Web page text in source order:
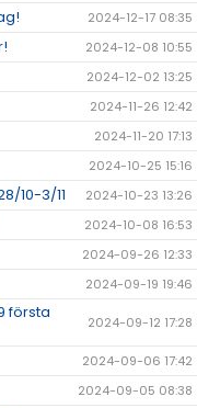
2024-12-17 08:35
2024-12-08 10:55
2024-12-02 13:25
2024-11-26 12:42
2024-11-20 17:13
2024-10-25 15:16
10-3/11 2024-10-23 13:26
2024-10-08 16:53
2024-09-26 12:33
2024-09-19 19:46
första
2024-09-12 17:28
2024-09-06 17:42
2024-09-05 08:38